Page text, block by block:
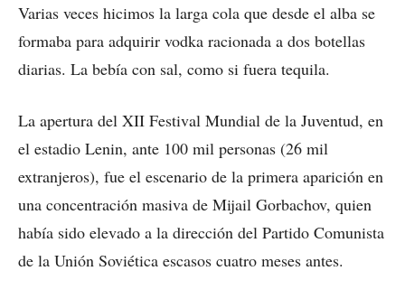
Varias veces hicimos la larga cola que desde el alba se
formaba para adquirir vodka racionada a dos botellas
diarias. La bebía con sal, como si fuera tequila.
La apertura del XII Festival Mundial de la Juventud, en
el estadio Lenin, ante 100 mil personas (26 mil
extranjeros), fue el escenario de la primera aparición en
una concentración masiva de Mijail Gorbachov, quien
había sido elevado a la dirección del Partido Comunista
de la Unión Soviética escasos cuatro meses antes.